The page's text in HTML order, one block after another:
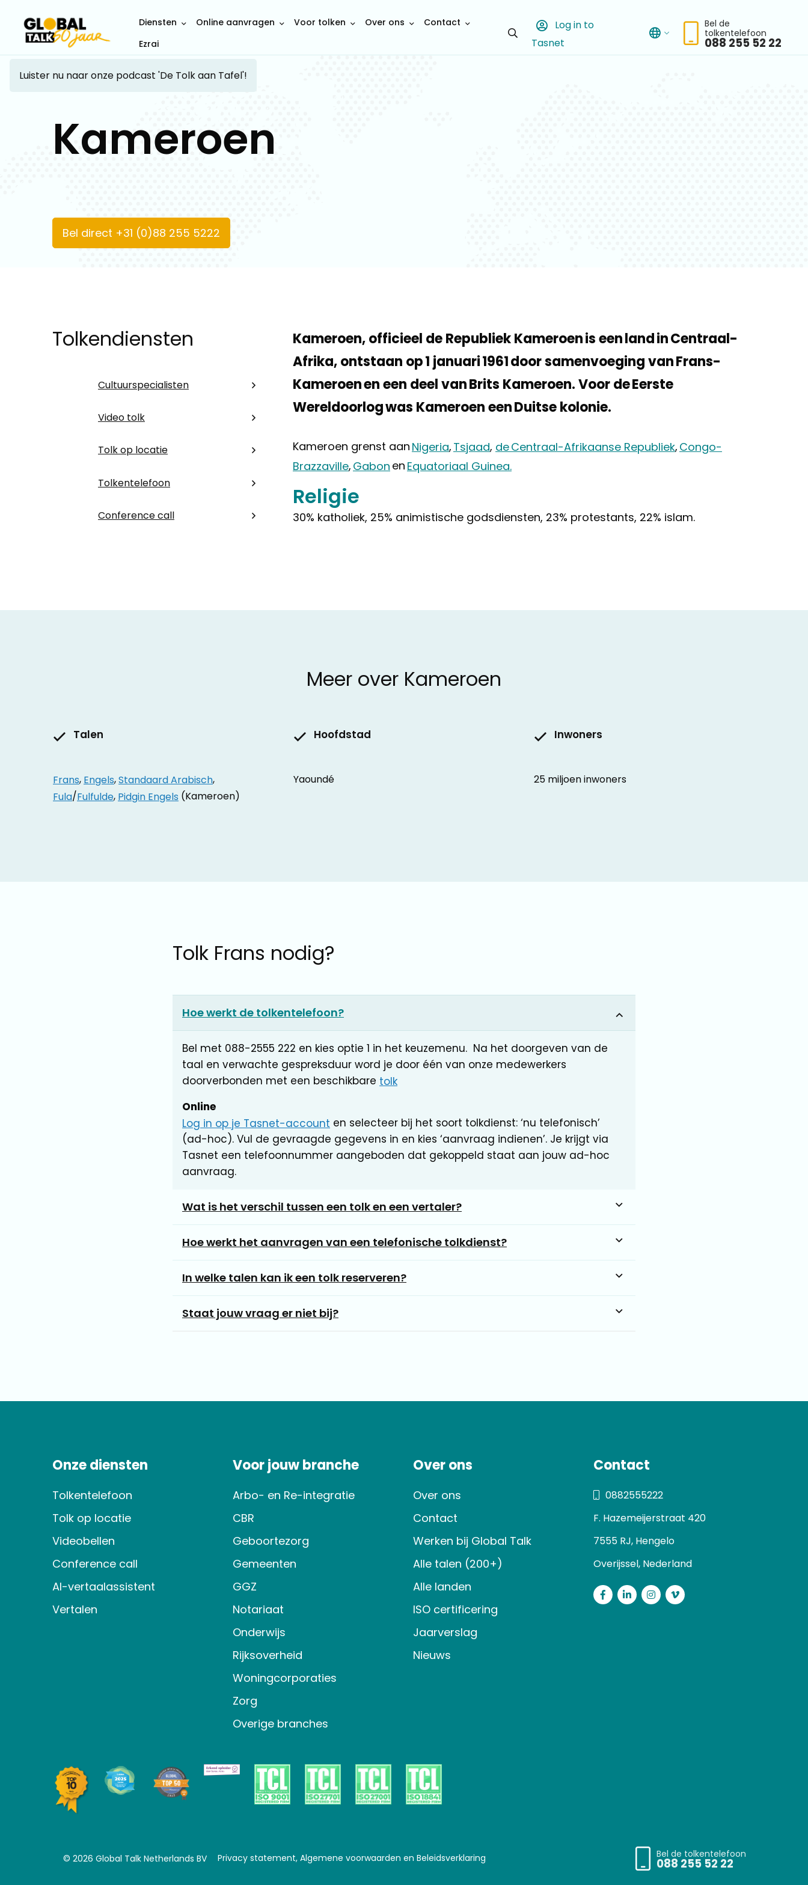
Diensten Online aanvragen Voor tolken Over ons
Contact
Ezrai
Open
searchbar
Log in to
Tasnet
Bel de
tolkentelefoon
Luister nu naar onze podcast 'De Tolk aan Tafel'!
Kameroen
Bel direct +31 (0)88 255 5222
Tolkendiensten
Cultuurspecialisten
Video tolk
Tolk op locatie
Tolkentelefoon
Conference call
Kameroen, officieel de Republiek Kameroen is een land in Centraal-
Afrika, ontstaan op 1 januari 1961 door samenvoeging van Frans-
Kameroen en een deel van Brits Kameroen. Voor de Eerste
Wereldoorlog was Kameroen een Duitse kolonie.
Kameroen grenst aan Nigeria, Tsjaad, de Centraal-Afrikaanse Republiek, Congo-
Brazzaville, Gabon en Equatoriaal Guinea.
Religie
30% katholiek, 25% animistische godsdiensten, 23% protestants, 22% islam.
Meer over Kameroen
Talen
Frans, Engels,Standaard Arabisch,
Fula/Fulfulde, Pidgin Engels (Kameroen)
Hoofdstad
Yaoundé
Inwoners
25 miljoen inwoners
Tolk Frans nodig?
Hoe werkt de tolkentelefoon?
Bel met 088-2555 222 en kies optie 1 in het keuzemenu. Na het doorgeven van de
taal en verwachte gespreksduur word je door één van onze medewerkers
doorverbonden met een beschikbare tolk
Online
Log in op je Tasnet-account en selecteer bij het soort tolkdienst: ‘nu telefonisch’
(ad-hoc). Vul de gevraagde gegevens in en kies ‘aanvraag indienen’. Je krijgt via
Tasnet een telefoonnummer aangeboden dat gekoppeld staat aan jouw ad-hoc
aanvraag.
Wat is het verschil tussen een tolk en een vertaler?
Hoe werkt het aanvragen van een telefonische tolkdienst?
In welke talen kan ik een tolk reserveren?
Staat jouw vraag er niet bij?
Onze diensten
Tolkentelefoon
Tolk op locatie
Videobellen
Conference call
AI-vertaalassistent
Vertalen
Voor jouw branche
Arbo- en Re-integratie
CBR
Geboortezorg
Gemeenten
GGZ
Notariaat
Onderwijs
Rijksoverheid
Woningcorporaties
Zorg
Overige branches
Over ons
Over ons
Contact
Werken bij Global Talk
Alle talen (200+)
Alle landen
ISO certificering
Jaarverslag
Nieuws
Contact
0882555222
F. Hazemeijerstraat 420
7555 RJ, Hengelo
Overijssel, Nederland
Facebook
LinkedInInstagram
Vimeo
© 2026 Global Talk Netherlands BV Privacy statement, Algemene voorwaarden en Beleidsverklaring Bel de tolkentelefoon